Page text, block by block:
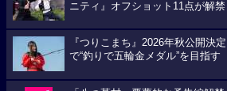
ニティ』オフショット11点が解禁
『つりこまち』2026年秋公開決
で“釣りで五輪金メダル”を目指す